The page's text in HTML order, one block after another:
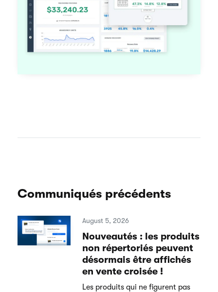
Communiqués précédents
August 5, 2026
Nouveautés : les produits
non répertoriés peuvent
désormais être affichés
en vente croisée !
Les produits qui ne figurent pas